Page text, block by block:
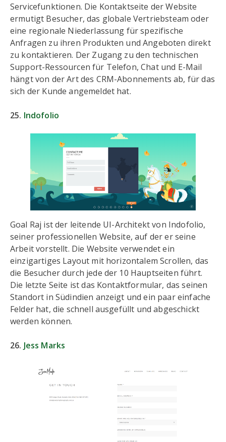
Servicefunktionen. Die Kontaktseite der Website
ermutigt Besucher, das globale Vertriebsteam oder
eine regionale Niederlassung für spezifische
Anfragen zu ihren Produkten und Angeboten direkt
zu kontaktieren. Der Zugang zu den technischen
Support-Ressourcen für Telefon, Chat und E-Mail
hängt von der Art des CRM-Abonnements ab, für das
sich der Kunde angemeldet hat.
25. Indofolio
Goal Raj ist der leitende UI-Architekt von Indofolio,
seiner professionellen Website, auf der er seine
Arbeit vorstellt. Die Website verwendet ein
einzigartiges Layout mit horizontalem Scrollen, das
die Besucher durch jede der 10 Hauptseiten führt.
Die letzte Seite ist das Kontaktformular, das seinen
Standort in Südindien anzeigt und ein paar einfache
Felder hat, die schnell ausgefüllt und abgeschickt
werden können.
26. Jess Marks